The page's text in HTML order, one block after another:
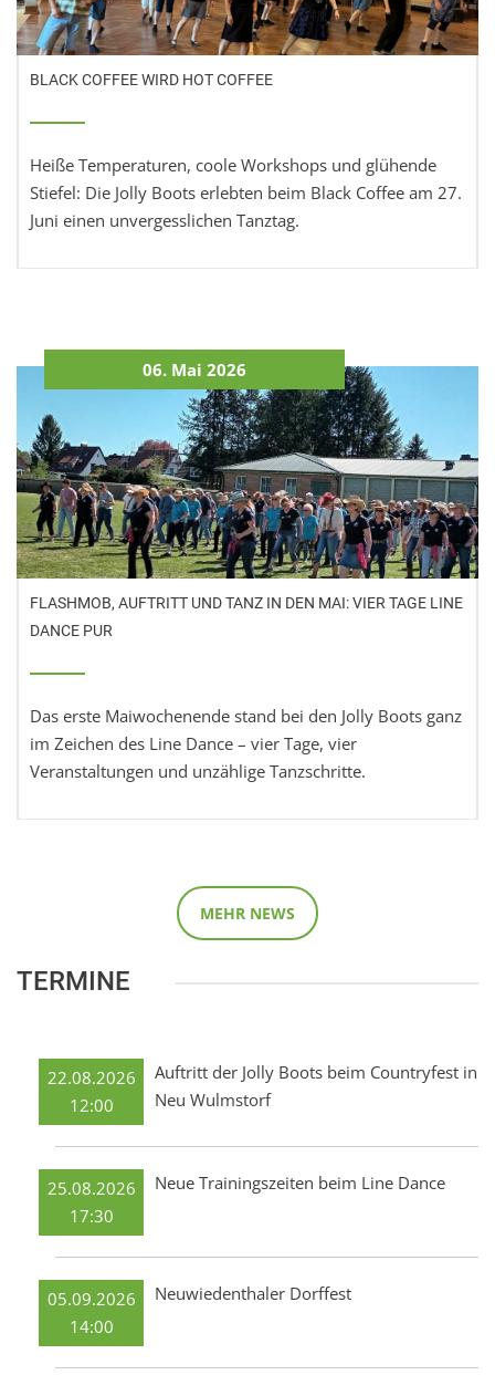
BLACK COFFEE WIRD HOT COFFEE
Heiße Temperaturen, coole Workshops und glühende
Stiefel: Die Jolly Boots erlebten beim Black Coffee am 27.
Juni einen unvergesslichen Tanztag.
06. Mai 2026
FLASHMOB, AUFTRITT UND TANZ IN DEN MAI: VIER TAGE LINE
DANCE PUR
Das erste Maiwochenende stand bei den Jolly Boots ganz
im Zeichen des Line Dance – vier Tage, vier
Veranstaltungen und unzählige Tanzschritte.
MEHR NEWS
TERMINE
22.08.2026
12:00
Auftritt der Jolly Boots beim Countryfest in
Neu Wulmstorf
25.08.2026
17:30
Neue Trainingszeiten beim Line Dance
05.09.2026
14:00
Neuwiedenthaler Dorffest